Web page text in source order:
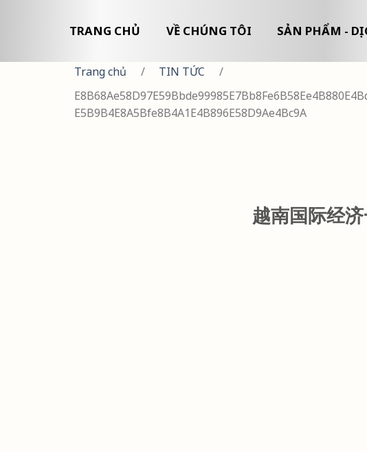
TRANG CHỦ VỀ CHÚNG TÔI SẢN PHẨM -
Trang chủ / TIN TỨC
/
E5B9B4E8A5Bfe8B4A1E4B896E58D9Ae4Bc9A
越南国际经